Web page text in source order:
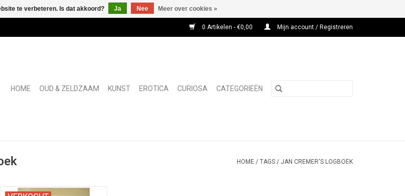
0 Artikelen - €0,00 Mijn account / Registreren
HOME OUD & ZELDZAAM KUNST EROTICA CURIOSA CATEGORIEËN
HOME / TAGS / JAN CREMER'S LOGBOEK
Met GESIGNEERDE opdracht van
te verbeteren. Is dat akkoord? Ja Nee Meer over cookies »